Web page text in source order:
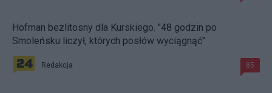
Hofman bezlitosny dla Kurskiego. "48 godzin po
Smoleńsku liczył, których posłów wyciągnąć"
Redakcja 85